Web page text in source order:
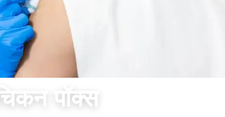
चिकन पॉक्स